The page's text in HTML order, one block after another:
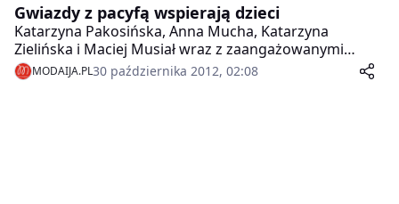
Gwiazdy z pacyfą wspierają dzieci
Katarzyna Pakosińska, Anna Mucha, Katarzyna
Zielińska i Maciej Musiał wraz z zaangażowanymi
społecznie firmami wspierają akcję charytatywną
„Pacyfa”. Gwiazdy promują noszenie bransoletek
MODAIJA.PL30 października 2012, 02:08